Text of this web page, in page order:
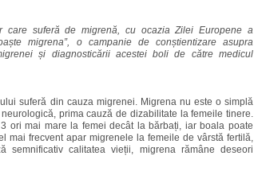
care suferă de migrenă, cu ocazia Zilei Europene a
migrena”, o campanie de conștientizare asupra
și diagnosticării acestei boli de către medicul
suferă din cauza migrenei. Migrena nu este o simplă
prima cauză de dizabilitate la femeile tinere.
ori mai mare la femei decât la bărbați, iar boala poate
mai frecvent apar migrenele la femeile de vârstă fertilă,
calitatea vieții, migrena rămâne deseori